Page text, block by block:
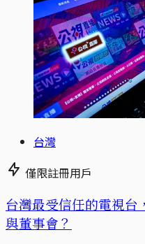
台灣
僅限註冊用戶
台灣最受信任的電視台
與董事會？